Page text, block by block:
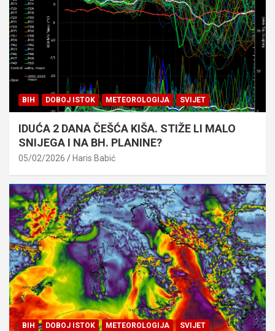
BIH DOBOJ ISTOK METEOROLOGIJA SVIJET
IDUĆA 2 DANA ČEŠĆA KIŠA. STIŽE LI MALO
SNIJEGA I NA BH. PLANINE?
05/02/2026 Haris Babić
BIH DOBOJ ISTOK METEOROLOGIJA SVIJET